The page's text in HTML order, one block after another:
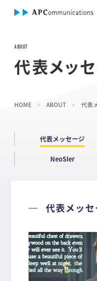
ABOUT
代表メッ
HOME ABOUT 代表
代表メッセージ
NeoSIer
代表メッ